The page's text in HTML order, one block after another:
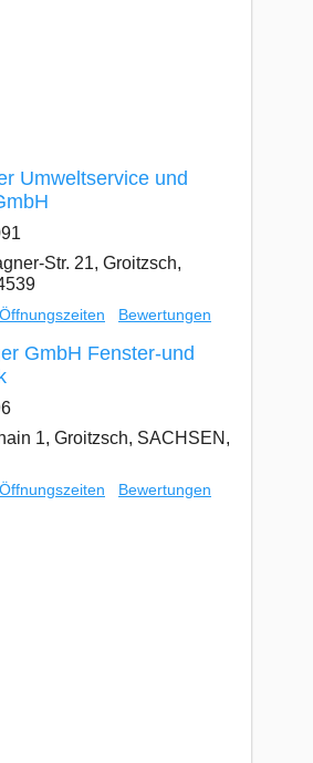
Umweltservice und
Str. 21, Groitzsch,
Öffnungszeiten Bewertungen
GmbH Fenster-und
1, Groitzsch, SACHSEN,
Öffnungszeiten Bewertungen